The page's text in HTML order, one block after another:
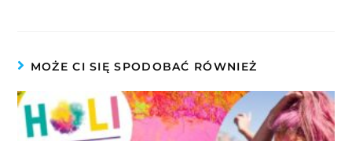
MOŻE CI SIĘ SPODOBAĆ RÓWNIEŻ